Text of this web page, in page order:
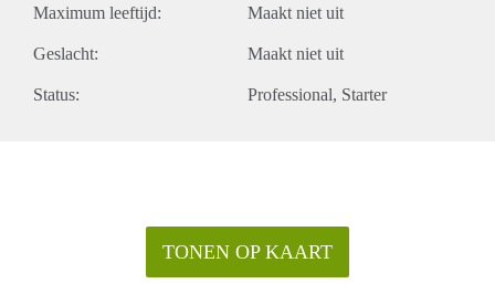
Maximum leeftijd: Maakt niet uit
Geslacht: Maakt niet uit
Status: Professional Starter
TONEN OP KAART